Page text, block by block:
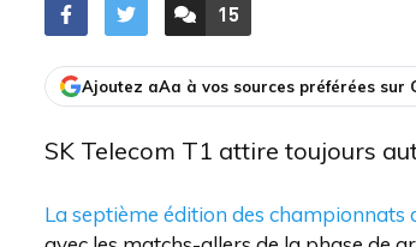
ACCÉDER AUX
15
COMMENTAIRES
Ajoutez aAa à vos sources préférées sur
SK Telecom T1 attire toujours
La septième édition des championnats